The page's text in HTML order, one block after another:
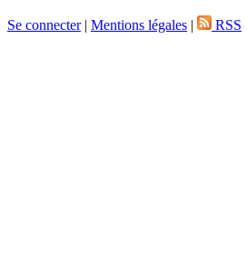
Se connecter| Mentions légales | RSS